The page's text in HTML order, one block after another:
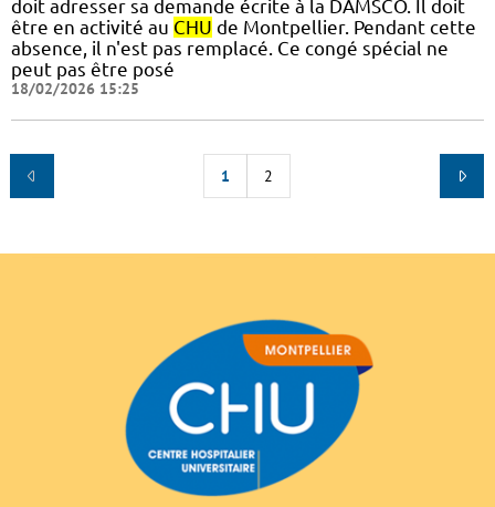
doit adresser sa demande écrite à la DAMSCO. Il doit
être en activité au CHU de Montpellier. Pendant cette
absence, il n'est pas remplacé. Ce congé spécial ne
peut pas être posé
18/02/2026 15:25
1 2